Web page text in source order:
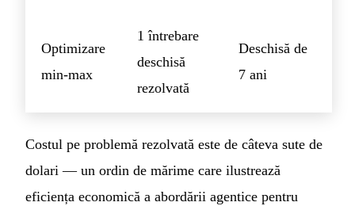
Optimizare
min-max
1 întrebare
deschisă
rezolvată
Deschisă de
7 ani
Costul pe problemă rezolvată este de câteva sute de
dolari — un ordin de mărime care ilustrează
eficiența economică a abordării agentice pentru